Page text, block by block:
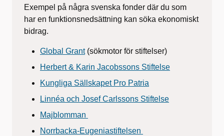
Exempel på några svenska fonder där du som
har en funktionsnedsättning kan söka ekonomiskt
bidrag.
Global Grant(sökmotor för stiftelser)
Herbert & Karin Jacobssons Stiftelse
Kungliga Sällskapet Pro Patria
Linnéa och Josef Carlssons Stiftelse
Majblomman
Norrbacka-Eugeniastiftelsen